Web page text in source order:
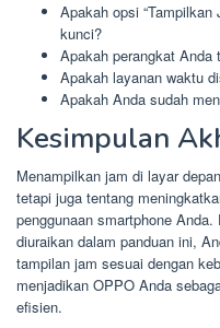
Apakah opsi
kunci?
Apakah perangkat Anda
Apakah layanan waktu
Apakah Anda sudah
Kesimpulan
Menampilkan jam di layar
tetapi juga tentang
penggunaan smartphone
diuraikan dalam panduan ini,
tampilan jam sesuai dengan
menjadikan OPPO Anda
efisien.